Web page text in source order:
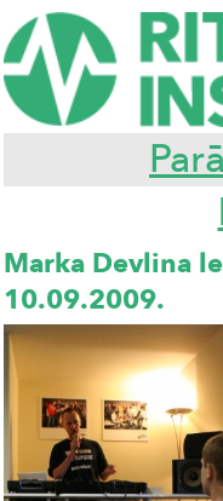
Marka Devlina
10.09.2009.